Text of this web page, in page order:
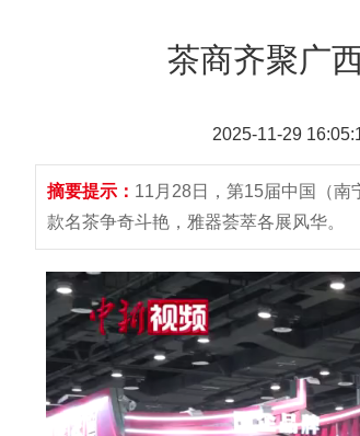
茶商齐聚广
2025-11-29
摘要提示： 11月28日，第15届中国（南
款名茶争奇斗艳，雅器荟萃各展风华。